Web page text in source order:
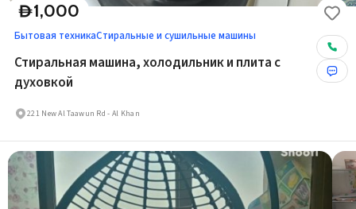
D1,000
Бытовая техникаСтиральные и сушильные машины
Стиральная машина, холодильник и плита с
духовкой
221 New Al Taawun Rd - Al Khan